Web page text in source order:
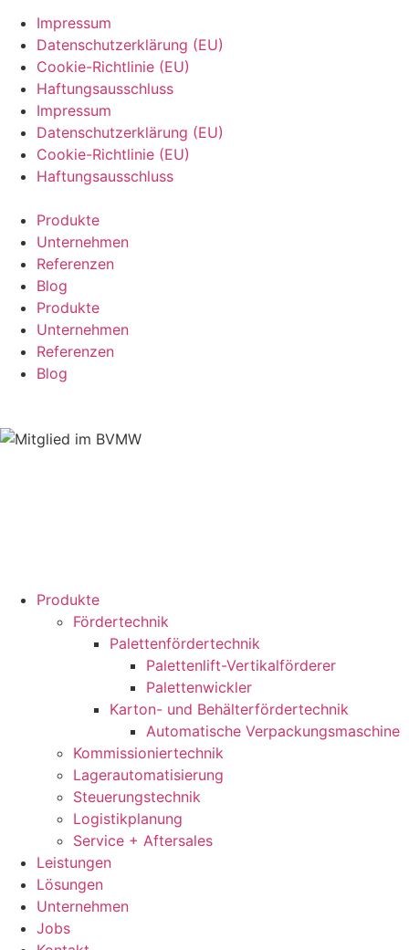
Impressum
Datenschutzerklärung (EU)
Cookie-Richtlinie (EU)
Haftungsausschluss
Impressum
Datenschutzerklärung (EU)
Cookie-Richtlinie (EU)
Haftungsausschluss
Produkte
Unternehmen
Referenzen
Blog
Produkte
Unternehmen
Referenzen
Blog
Produkte
Fördertechnik
Palettenfördertechnik
Palettenlift-Vertikalförderer
Palettenwickler
Karton- und Behälterfördertechnik
Automatische Verpackungsmaschine
Kommissioniertechnik
Lagerautomatisierung
Steuerungstechnik
Logistikplanung
Service + Aftersales
Leistungen
Lösungen
Unternehmen
Jobs